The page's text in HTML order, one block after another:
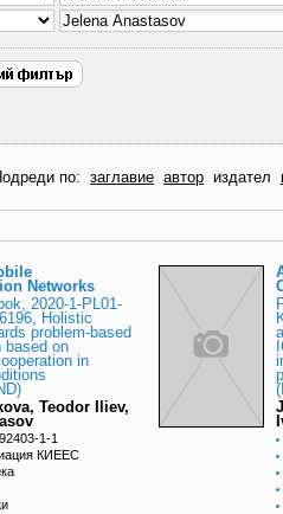
по: заглавие автор издател
Networks
2020-1-PL01-
Holistic
problem-based
based on
in
Teodor Iliev,
1-1
КИЕЕС